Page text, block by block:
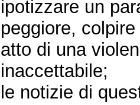
ipotizzare un
peggiore,
atto di una
inaccettabile;
le notizie di